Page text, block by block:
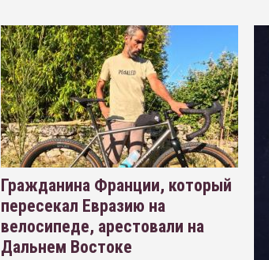
Гражданина Франции, который
пересекал Евразию на
велосипеде, арестовали на
Дальнем Востоке